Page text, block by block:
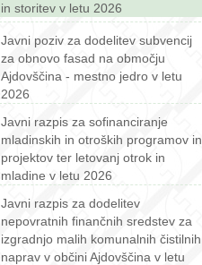
in storitev v letu 2026
Javni poziv za dodelitev subvencij
za obnovo fasad na območju
Ajdovščina - mestno jedro v letu
2026
Javni razpis za sofinanciranje
mladinskih in otroških programov in
projektov ter letovanj otrok in
mladine v letu 2026
Javni razpis za dodelitev
nepovratnih finančnih sredstev za
izgradnjo malih komunalnih čistilnih
naprav v občini Ajdovščina v letu